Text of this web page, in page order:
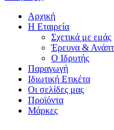
Αρχική
Η Εταιρεία
Σχετικά με εμάς
Έρευνα &
Ο Ιδρυτής
Παραγωγή
Ιδιωτική Ετικέτα
Οι σελίδες μας
Προϊόντα
Μάρκες